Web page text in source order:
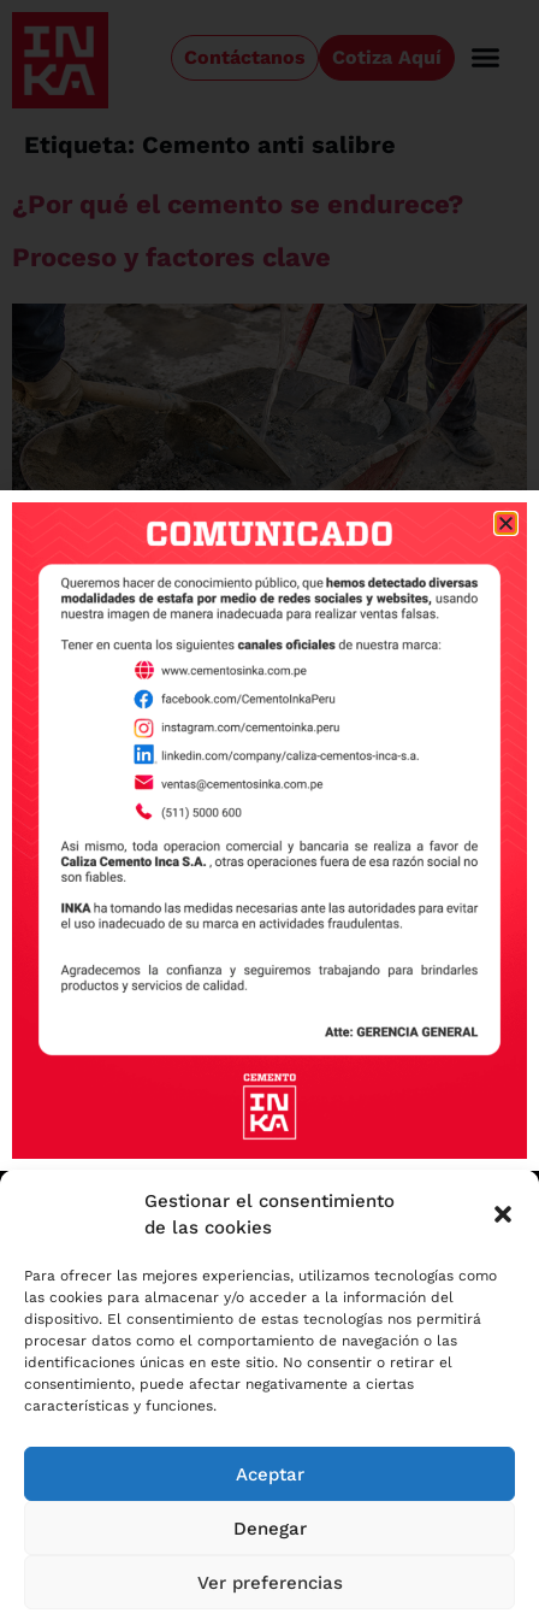
Gestionar el consentimiento
de las cookies
Para ofrecer las mejores experiencias, utilizamos tecnologías como
las cookies para almacenar y/o acceder a la información del
dispositivo. El consentimiento de estas tecnologías nos permitirá
procesar datos como el comportamiento de navegación o las
identificaciones únicas en este sitio. No consentir o retirar el
consentimiento, puede afectar negativamente a ciertas
características y funciones.
Aceptar
Denegar
Ver preferencias
Cotiza Aquí
Contáctanos
Etiqueta: Cemento anti salibre
¿Por qué el cemento se endurece?
Proceso y factores clave
El proceso de endurecimiento del cemento es uno de
los principales responsables de la durabilidad y
resistencia de las estructuras modernas. Este peculiar
proceso químico no solo transforma una mezcla
fluida en un material sólido, también lo hace de
manera tal que puede garantizar la estabilidad de
cualquier obra de construcción, sin importar su
Noticias
Factura Electrónica
Copyright 2023 © Cemento INKA
Aviso legal